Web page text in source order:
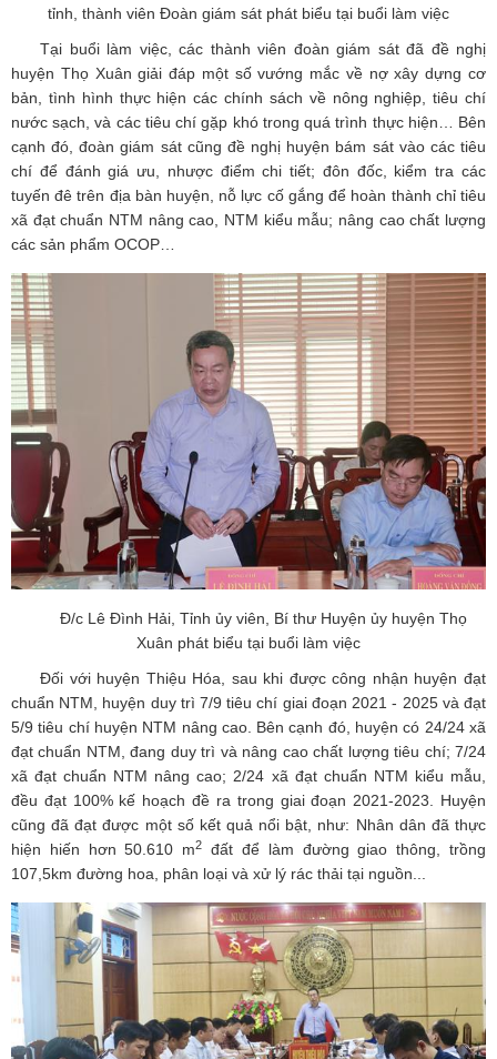
tỉnh, thành viên Đoàn giám sát phát biểu tại buổi làm việc
Tại buổi làm việc, các thành viên đoàn giám sát đã đề nghị
huyện Thọ Xuân giải đáp một số vướng mắc về nợ xây dựng cơ
bản, tình hình thực hiện các chính sách về nông nghiệp, tiêu chí
nước sạch, và các tiêu chí gặp khó trong quá trình thực hiện… Bên
cạnh đó, đoàn giám sát cũng đề nghị huyện bám sát vào các tiêu
chí để đánh giá ưu, nhược điểm chi tiết; đôn đốc, kiểm tra các
tuyến đê trên địa bàn huyện, nỗ lực cố gắng để hoàn thành chỉ tiêu
xã đạt chuẩn NTM nâng cao, NTM kiểu mẫu; nâng cao chất lượng
các sản phẩm OCOP…
Đ/c Lê Đình Hải, Tỉnh ủy viên, Bí thư Huyện ủy huyện Thọ
Xuân phát biểu tại buổi làm việc
Đối với huyện Thiệu Hóa, sau khi được công nhận huyện đạt
chuẩn NTM, huyện duy trì 7/9 tiêu chí giai đoạn 2021 - 2025 và đạt
5/9 tiêu chí huyện NTM nâng cao. Bên cạnh đó, huyện có 24/24 xã
đạt chuẩn NTM, đang duy trì và nâng cao chất lượng tiêu chí; 7/24
xã đạt chuẩn NTM nâng cao; 2/24 xã đạt chuẩn NTM kiểu mẫu,
đều đạt 100% kế hoạch đề ra trong giai đoạn 2021-2023. Huyện
cũng đã đạt được một số kết quả nổi bật, như: Nhân dân đã thực
hiện hiến hơn 50.610 m2
đất để làm đường giao thông, trồng
107,5km đường hoa, phân loại và xử lý rác thải tại nguồn...